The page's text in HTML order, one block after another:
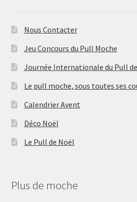
Nous Contacter
Jeu Concours du Pull Moche
Journée Internationale du Pull
Le pull moche, sous toutes ses
Calendrier Avent
Déco Noël
Le Pull de Noël
Plus de moche